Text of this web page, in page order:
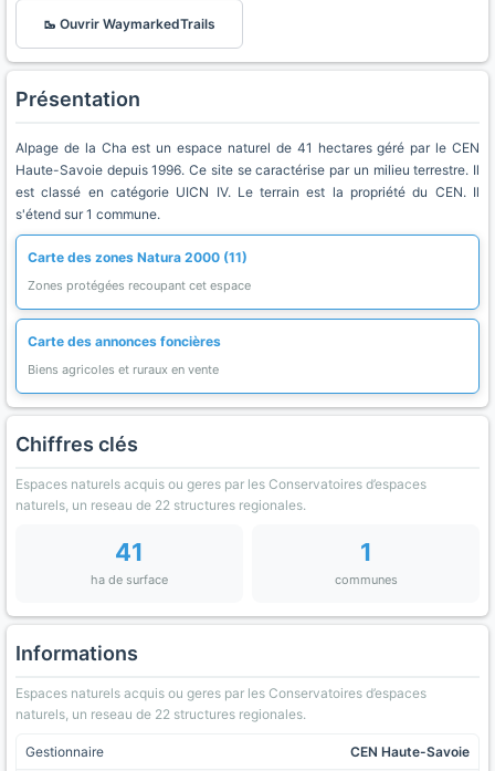
🥾 Ouvrir WaymarkedTrails
Présentation
Alpage de la Cha est un espace naturel de 41 hectares géré par le CEN
Haute-Savoie depuis 1996. Ce site se caractérise par un milieu terrestre. Il
est classé en catégorie UICN IV. Le terrain est la propriété du CEN. Il
s'étend sur 1 commune.
Carte des zones Natura 2000 (11)
Zones protégées recoupant cet espace
Carte des annonces foncières
Biens agricoles et ruraux en vente
Chiffres clés
Espaces naturels acquis ou geres par les Conservatoires d’espaces
naturels, un reseau de 22 structures regionales.
41
ha de surface
1
communes
Informations
Espaces naturels acquis ou geres par les Conservatoires d’espaces
naturels, un reseau de 22 structures regionales.
Gestionnaire CEN Haute-Savoie